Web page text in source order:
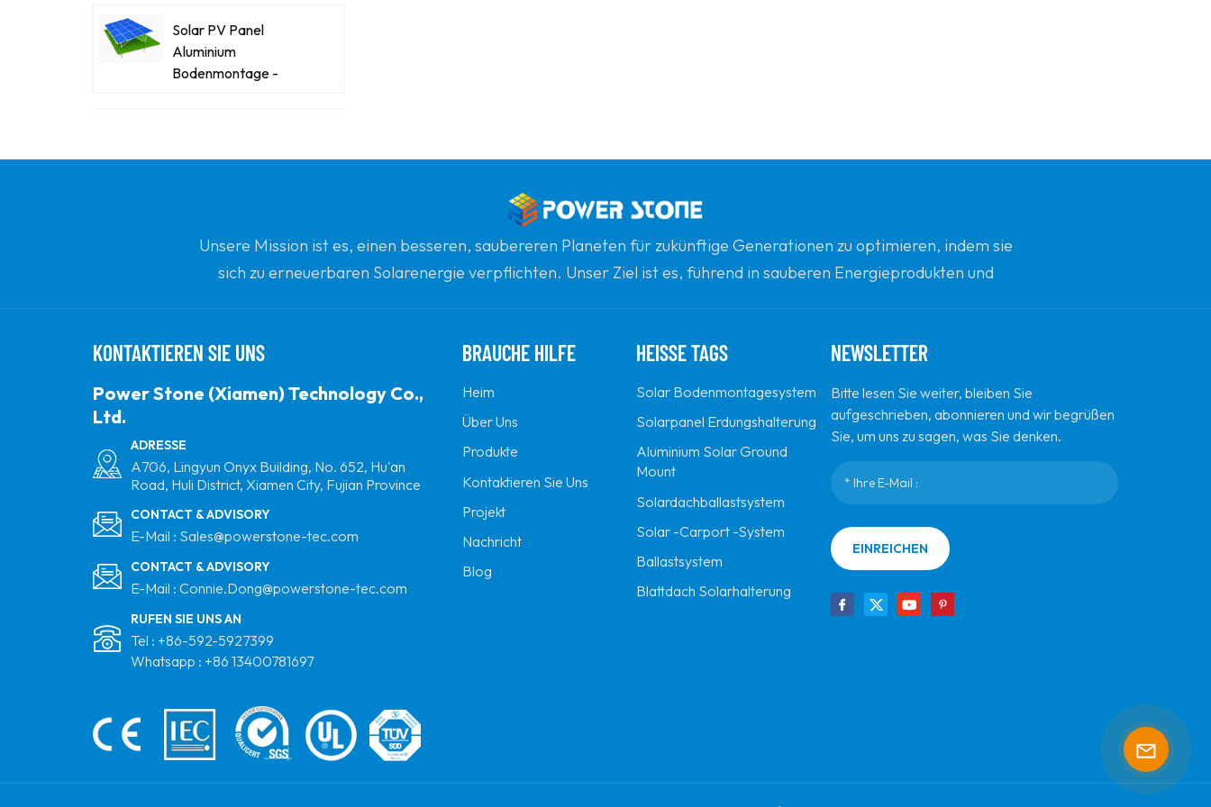
Solar PV Panel
Aluminium
Bodenmontage -
Flachdachdreiecke
Montagehalterung
Ballasted Flat Dach
Matrix Solar
Montagesystem
Metalldach Montage
Aluminium Solar Mini -
Schiene
Aluminiummatrix
Stativ Solar
Montagesystem
Metalldach Railless
Montage Solar Short
Rail Montagestruktur
Vertikale PV -Farmen
Montageklasse
Unsere Mission ist es, einen besseren, saubereren Planeten für zukünftige Generationen zu optimieren, indem sie
sich zu erneuerbaren Solarenergie verpflichten. Unser Ziel ist es, führend in sauberen Energieprodukten und
KONTAKTIEREN SIE UNS
Power Stone (Xiamen) Technology Co.,
Ltd.
ADRESSE
A706, Lingyun Onyx Building, No. 652, Hu'an
Road, Huli District, Xiamen City, Fujian Province
CONTACT & ADVISORY
E-Mail : Sales@powerstone-tec.com
CONTACT & ADVISORY
E-Mail : Connie.Dong@powerstone-tec.com
RUFEN SIE UNS AN
Tel : +86-592-5927399
Whatsapp : +86 13400781697
BRAUCHE HILFE
Heim
Über Uns
Produkte
Kontaktieren Sie Uns
Projekt
Nachricht
Blog
HEISSE TAGS
Solar Bodenmontagesystem
Solarpanel Erdungshalterung
Aluminium Solar Ground
Mount
Solardachballastsystem
Solar -Carport -System
Ballastsystem
Blattdach Solarhalterung
NEWSLETTER
Bitte lesen Sie weiter, bleiben Sie
aufgeschrieben, abonnieren und wir begrüßen
Sie, um uns zu sagen, was Sie denken.
EINREICHEN